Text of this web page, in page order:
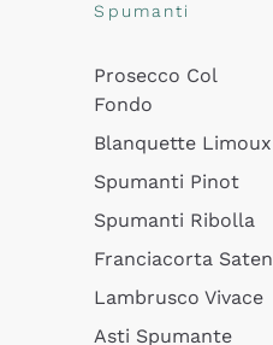
Spumanti
Prosecco Col
Fondo
Blanquette Limoux
Spumanti Pinot
Spumanti Ribolla
Franciacorta Saten
Lambrusco Vivace
Asti Spumante